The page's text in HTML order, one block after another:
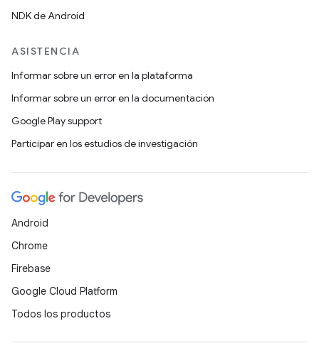
NDK de Android
ASISTENCIA
Informar sobre un error en la plataforma
Informar sobre un error en la documentación
Google Play support
Participar en los estudios de investigación
Android
Chrome
Firebase
Google Cloud Platform
Todos los productos